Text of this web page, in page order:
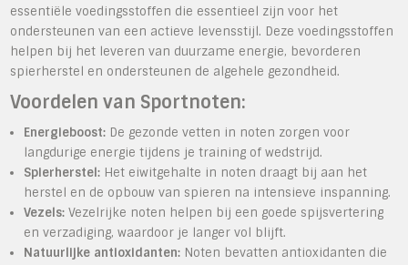
essentiële voedingsstoffen die essentieel zijn voor het
ondersteunen van een actieve levensstijl. Deze voedingsstoffen
helpen bij het leveren van duurzame energie, bevorderen
spierherstel en ondersteunen de algehele gezondheid.
Voordelen van Sportnoten:
Energieboost: De gezonde vetten in noten zorgen voor
langdurige energie tijdens je training of wedstrijd.
Spierherstel: Het eiwitgehalte in noten draagt bij aan het
herstel en de opbouw van spieren na intensieve inspanning.
Vezels: Vezelrijke noten helpen bij een goede spijsvertering
en verzadiging, waardoor je langer vol blijft.
Natuurlijke antioxidanten: Noten bevatten antioxidanten die